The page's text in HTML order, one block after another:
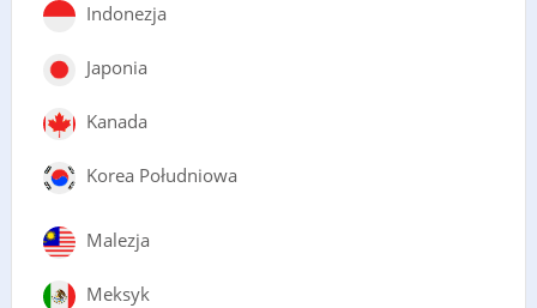
Indonezja
Japonia
Kanada
Korea Południowa
Malezja
Meksyk